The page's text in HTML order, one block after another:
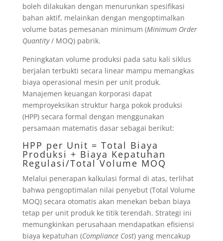
boleh dilakukan dengan menurunkan spesifikasi
bahan aktif, melainkan dengan mengoptimalkan
volume batas pemesanan minimum (Minimum Order
Quantity/ MOQ) pabrik.
Peningkatan volume produksi pada satu kali siklus
berjalan terbukti secara linear mampu memangkas
biaya operasional mesin per unit produk.
Manajemen keuangan korporasi dapat
memproyeksikan struktur harga pokok produksi
(HPP) secara formal dengan menggunakan
persamaan matematis dasar sebagai berikut:
HPP per Unit = Total Biaya
Produksi + Biaya Kepatuhan
Regulasi/Total Volume MOQ
Melalui penerapan kalkulasi formal di atas, terlihat
bahwa pengoptimalan nilai penyebut (Total Volume
MOQ) secara otomatis akan menekan beban biaya
tetap per unit produk ke titik terendah. Strategi ini
memungkinkan perusahaan mendapatkan efisiensi
biaya kepatuhan (Compliance Cost) yang mencakup